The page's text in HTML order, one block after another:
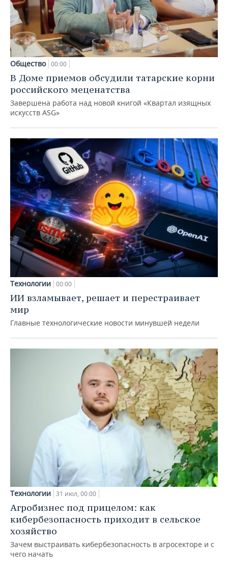
Общество 00:00
В Доме приемов обсудили татарские корни
российского меценатства
Завершена работа над новой книгой «Квартал изящных
искусств ASG»
Технологии 00:00
ИИ взламывает, решает и перестраивает
мир
Главные технологические новости минувшей недели
Технологии 31 июл, 00:00
Агробизнес под прицелом: как
кибербезопасность приходит в сельское
хозяйство
Зачем выстраивать кибербезопасность в агросекторе и с
чего начать